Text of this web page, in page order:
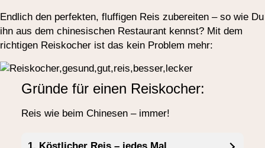
Endlich den perfekten, fluffigen Reis zubereiten – so wie Du
ihn aus dem chinesischen Restaurant kennst? Mit dem
richtigen Reiskocher ist das kein Problem mehr:
Gründe für einen Reiskocher:
Reis wie beim Chinesen – immer!